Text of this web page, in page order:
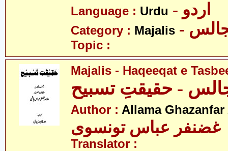
Language : Urdu - اردو
Category : Majalis
Topic :
Majalis - Haqeeqat e
- حقیقتِ تسبیح
Author : Allama
غضنفر عباس تونسوی
Translator :